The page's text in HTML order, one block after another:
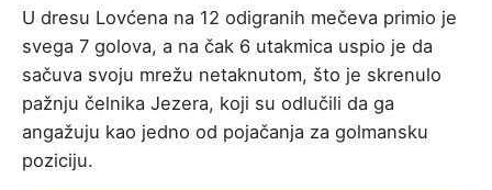
U dresu Lovćena na 12 odigranih mečeva primio je
svega 7 golova, a na čak 6 utakmica uspio je da
sačuva svoju mrežu netaknutom, što je skrenulo
pažnju čelnika Jezera, koji su odlučili da ga
angažuju kao jedno od pojačanja za golmansku
poziciju.